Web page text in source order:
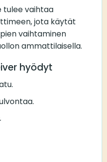
tulee vaihtaa
jota käytät
vaihtaminen
ammattilaisella.
hyödyt